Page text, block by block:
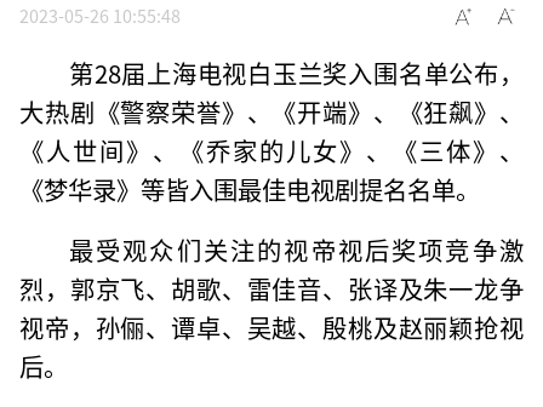
2023-05-26 10:55:48
第28届上海电视白玉兰奖入围名单公布，
大热剧《警察荣誉》、《开端》、《狂飙》、
《人世间》、《乔家的儿女》、《三体》、
《梦华录》等皆入围最佳电视剧提名名单。
最受观众们关注的视帝视后奖项竞争激
烈，郭京飞、胡歌、雷佳音、张译及朱一龙争
视帝，孙俪、谭卓、吴越、殷桃及赵丽颖抢视
后。